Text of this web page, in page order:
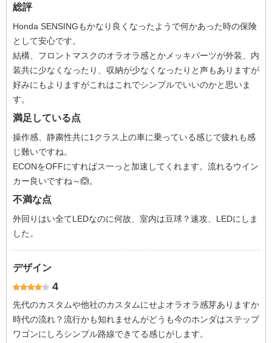
総評
Honda SENSINGもかなり良くなったようで何かあった時の保険
として安心です。
結構、フロントマスクのオラオラ感とかメッキパーツが外装、内
装共に少なくなったり、収納が少なくなったりと声もありますが
好みにもよりますがこれはこれでシンプルでいいのかと思いま
す。
満足している点
操作感、静粛性共に1クラス上の車に乗っている感じで疲れも感
じ難いですね。
ECONをOFFにすればス一っと加速してくれます。流れるウイン
カー良いですね～🙆。
不満な点
外回りはい全てLEDなのに何故、室内は豆球？速攻、LEDにしま
した。
デザイン
4
先代のカスタムや他社のカスタムにせよオラオラ感芽ありますか
時代の流れ？流行かも知れませんがどうも今のホンダはステップ
ワゴンにしろシンプル路線できてる感じがします。